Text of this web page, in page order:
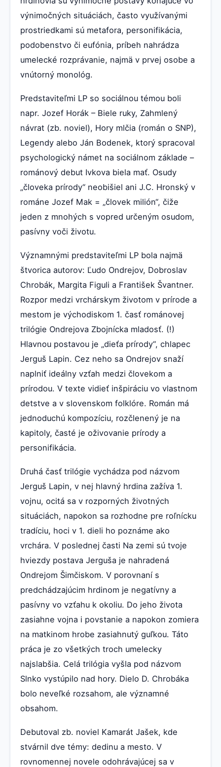
výnimočných situáciách, často využívanými
prostriedkami sú metafora, personifikácia,
podobenstvo či eufónia, príbeh nahrádza
umelecké rozprávanie, najmä v prvej osobe a
vnútorný monológ.
Predstaviteľmi LP so sociálnou témou boli
napr. Jozef Horák – Biele ruky, Zahmlený
návrat (zb. noviel), Hory mlčia (román o SNP),
Legendy alebo Ján Bodenek, ktorý spracoval
psychologický námet na sociálnom základe –
románový debut Ivkova biela mať. Osudy
„človeka prírody“ neobišiel ani J.C. Hronský v
románe Jozef Mak = „človek milión“, čiže
jeden z mnohých s vopred určeným osudom,
pasívny voči životu.
Významnými predstaviteľmi LP bola najmä
štvorica autorov: Ľudo Ondrejov, Dobroslav
Chrobák, Margita Figuli a František Švantner.
Rozpor medzi vrchárskym životom v prírode a
mestom je východiskom 1. časť románovej
trilógie Ondrejova Zbojnícka mladosť. (!)
Hlavnou postavou je „dieťa prírody“, chlapec
Jerguš Lapin. Cez neho sa Ondrejov snaží
naplniť ideálny vzťah medzi človekom a
prírodou. V texte vidieť inšpiráciu vo vlastnom
detstve a v slovenskom folklóre. Román má
jednoduchú kompozíciu, rozčlenený je na
kapitoly, časté je oživovanie prírody a
personifikácia.
Druhá časť trilógie vychádza pod názvom
Jerguš Lapin, v nej hlavný hrdina zažíva 1.
vojnu, ocitá sa v rozporných životných
situáciách, napokon sa rozhodne pre roľnícku
tradíciu, hoci v 1. dieli ho poznáme ako
vrchára. V poslednej časti Na zemi sú tvoje
hviezdy postava Jerguša je nahradená
Ondrejom Šimčiskom. V porovnaní s
predchádzajúcim hrdinom je negatívny a
pasívny vo vzťahu k okoliu. Do jeho života
zasiahne vojna i povstanie a napokon zomiera
na matkinom hrobe zasiahnutý guľkou. Táto
práca je zo všetkých troch umelecky
najslabšia. Celá trilógia vyšla pod názvom
Slnko vystúpilo nad hory. Dielo D. Chrobáka
bolo neveľké rozsahom, ale významné
obsahom.
Debutoval zb. noviel Kamarát Jašek, kde
stvárnil dve témy: dedinu a mesto. V
rovnomennej novele odohrávajúcej sa v